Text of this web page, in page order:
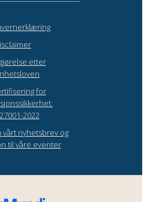
etter
for
2022
vårt nyhetsbrev og
til våre eventer